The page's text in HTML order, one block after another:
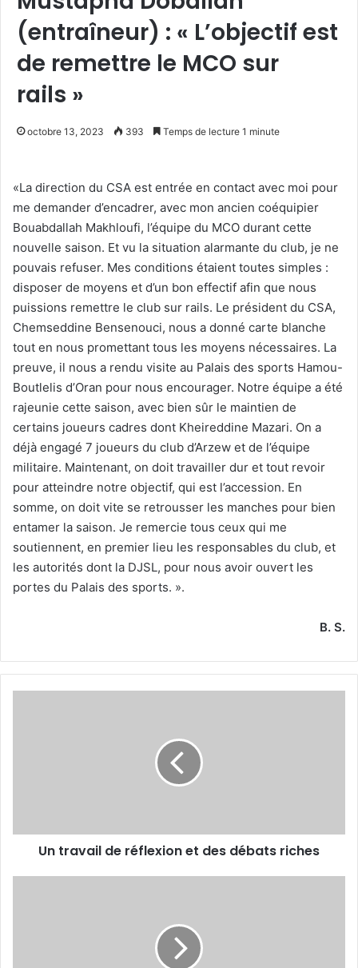
(entraîneur) : « L’objectif est
de remettre le MCO sur
rails »
octobre 13, 2023 393 Temps de lecture 1 minute
«La direction du CSA est entrée en contact avec moi pour
me demander d’encadrer, avec mon ancien coéquipier
Bouabdallah Makhloufi, l’équipe du MCO durant cette
nouvelle saison. Et vu la situation alarmante du club, je ne
pouvais refuser. Mes conditions étaient toutes simples :
disposer de moyens et d’un bon effectif afin que nous
puissions remettre le club sur rails. Le président du CSA,
Chemseddine Bensenouci, nous a donné carte blanche
tout en nous promettant tous les moyens nécessaires. La
preuve, il nous a rendu visite au Palais des sports Hamou-
Boutlelis d’Oran pour nous encourager. Notre équipe a été
rajeunie cette saison, avec bien sûr le maintien de
certains joueurs cadres dont Kheireddine Mazari. On a
déjà engagé 7 joueurs du club d’Arzew et de l’équipe
militaire. Maintenant, on doit travailler dur et tout revoir
pour atteindre notre objectif, qui est l’accession. En
somme, on doit vite se retrousser les manches pour bien
entamer la saison. Je remercie tous ceux qui me
soutiennent, en premier lieu les responsables du club, et
les autorités dont la DJSL, pour nous avoir ouvert les
portes du Palais des sports. ».
B. S.
Un travail de réflexion et des débats riches